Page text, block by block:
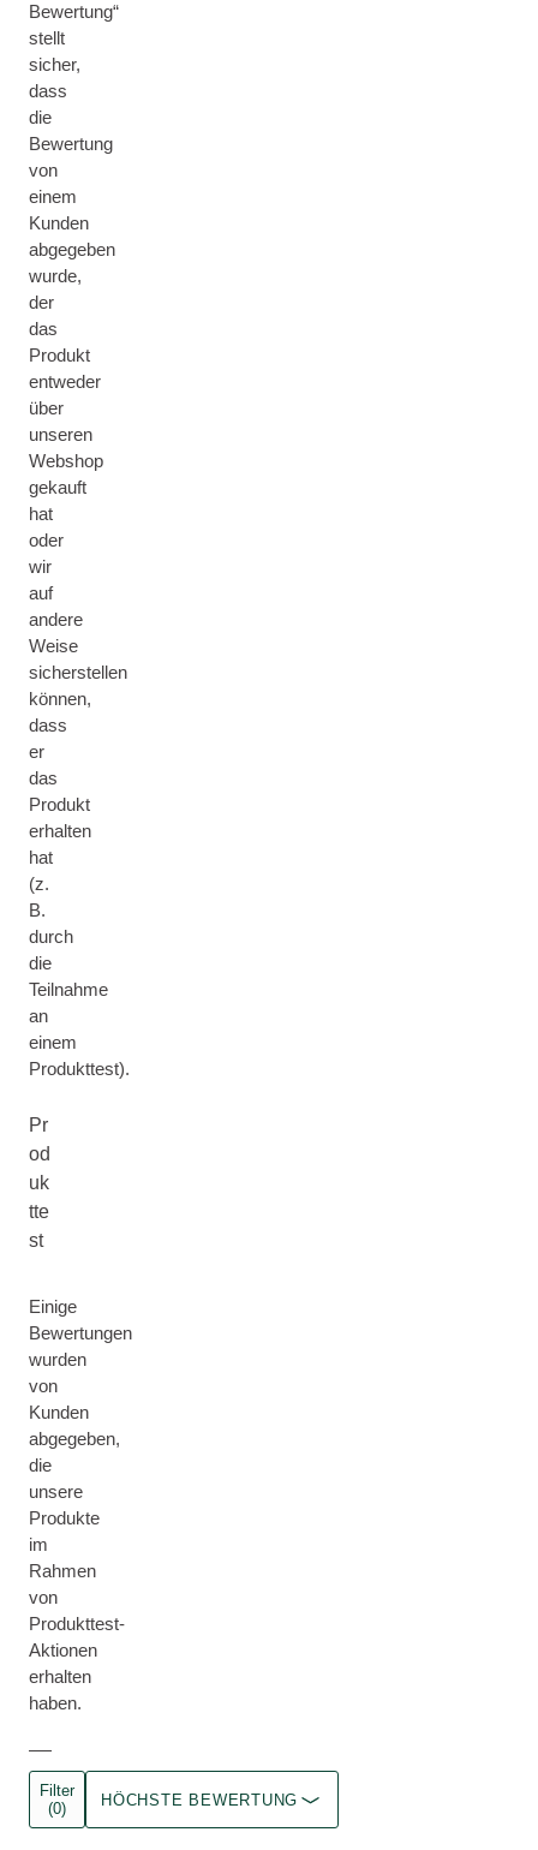
Bewertung“
stellt
sicher,
dass
die
Bewertung
von
einem
Kunden
abgegeben
wurde,
der
das
Produkt
entweder
über
unseren
Webshop
gekauft
hat
oder
wir
auf
andere
Weise
sicherstellen
können,
dass
er
das
Produkt
erhalten
hat
(z.
B.
durch
die
Teilnahme
an
einem
Produkttest).
Pr
od
uk
tte
st
Einige
Bewertungen
wurden
von
Kunden
abgegeben,
die
unsere
Produkte
im
Rahmen
von
Produkttest-
Aktionen
erhalten
haben.
Filter
(0)
HÖCHSTE BEWERTUNG